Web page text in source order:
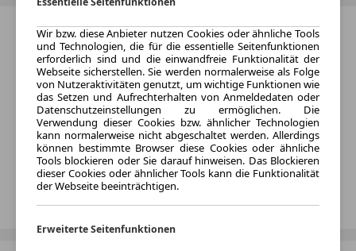
Wir bzw. diese Anbieter nutzen Cookies oder ähnliche Tools
und Technologien, die für die essentielle Seitenfunktionen
erforderlich sind und die einwandfreie Funktionalität der
Webseite sicherstellen. Sie werden normalerweise als Folge
von Nutzeraktivitäten genutzt, um wichtige Funktionen wie
das Setzen und Aufrechterhalten von Anmeldedaten oder
Datenschutzeinstellungen zu ermöglichen. Die
Verwendung dieser Cookies bzw. ähnlicher Technologien
kann normalerweise nicht abgeschaltet werden. Allerdings
können bestimmte Browser diese Cookies oder ähnliche
Tools blockieren oder Sie darauf hinweisen. Das Blockieren
dieser Cookies oder ähnlicher Tools kann die Funktionalität
der Webseite beeinträchtigen.
Erweiterte Seitenfunktionen